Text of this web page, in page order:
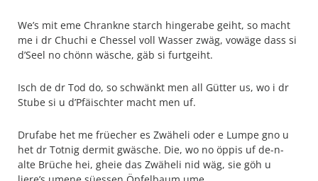
We’s mit eme Chrankne starch hingerabe geiht, so macht
me i dr Chuchi e Chessel voll Wasser zwäg, vowäge dass si
d’Seel no chönn wäsche, gäb si furtgeiht.
Isch de dr Tod do, so schwänkt men all Gütter us, wo i dr
Stube si u d’Pfäischter macht men uf.
Drufabe het me früecher es Zwäheli oder e Lumpe gno u
het dr Totnig dermit gwäsche. Die, wo no öppis uf de-n-
alte Brüche hei, gheie das Zwäheli nid wäg, sie göh u